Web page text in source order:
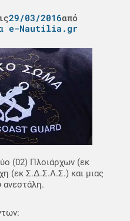
29/03/2016από
e-Nautilia.gr
(02) Πλοιάρχων (εκ
(εκ Σ.Δ.Σ.Λ.Σ.) και μιας
ανεστάλη.